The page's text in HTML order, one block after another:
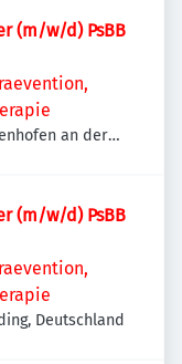
(m/w/d) PsBB
an der
(m/w/d) PsBB
Deutschland